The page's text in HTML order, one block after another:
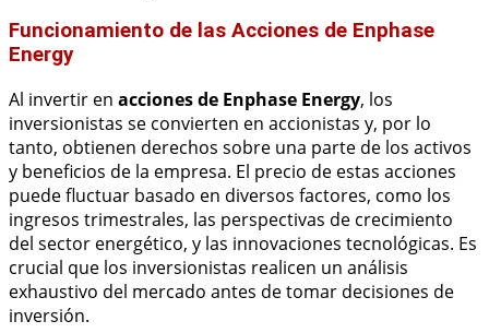
Funcionamiento de las Acciones de Enphase
Energy
Al invertir en acciones de Enphase Energy, los
inversionistas se convierten en accionistas y, por lo
tanto, obtienen derechos sobre una parte de los activos
y beneficios de la empresa. El precio de estas acciones
puede fluctuar basado en diversos factores, como los
ingresos trimestrales, las perspectivas de crecimiento
del sector energético, y las innovaciones tecnológicas. Es
crucial que los inversionistas realicen un análisis
exhaustivo del mercado antes de tomar decisiones de
inversión.